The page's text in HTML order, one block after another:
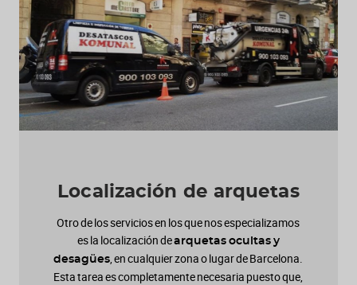
Localización de arquetas
Otro de los servicios en los que nos especializamos
es la localización dearquetas ocultas y
desagües, en cualquier zona o lugar de Barcelona.
Esta tarea es completamente necesaria puesto que,